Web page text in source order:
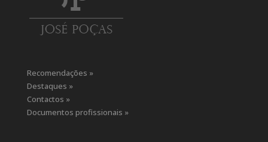
Recomendações »
Destaques »
Contactos »
Documentos profissionais »